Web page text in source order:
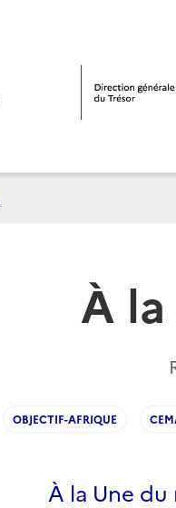
À
OBJECTIF-AFRIQUE
À la Une